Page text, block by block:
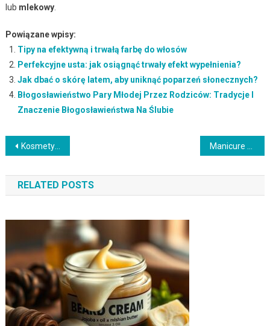
lub mlekowy.
Powiązane wpisy:
Tipy na efektywną i trwałą farbę do włosów
Perfekcyjne usta: jak osiągnąć trwały efekt wypełnienia?
Jak dbać o skórę latem, aby uniknąć poparzeń słonecznych?
Błogosławieństwo Pary Młodej Przez Rodziców: Tradycje I
Znaczenie Błogosławieństwa Na Ślubie
Nawigacja
wpisu
Kosmetyki wegańskie: Dlaczego warto je wybierać? Etyka i skuteczność
RELATED POSTS